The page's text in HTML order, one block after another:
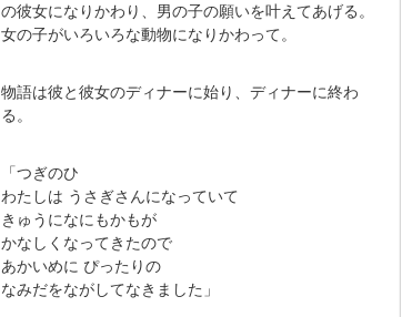
の彼女になりかわり、男の子の願いを叶えてあげる。
女の子がいろいろな動物になりかわって。
物語は彼と彼女のディナーに始り、ディナーに終わ
る。
「つぎのひ
わたしは うさぎさんになっていて
きゅうになにもかもが
かなしくなってきたので
あかいめに ぴったりの
なみだをながしてなきました」